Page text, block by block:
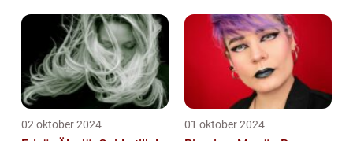
02 oktober 2024 01 oktober 2024